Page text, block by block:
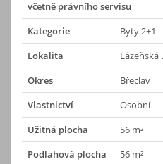
včetně právního servisu
Kategorie
Byty 2+1
Lokalita
Lázeňská
Okres
Břeclav
Vlastnictví
Osobní
Užitná plocha
56 m²
Podlahová plocha
56 m²